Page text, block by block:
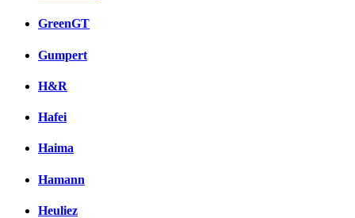
GreenGT
Gumpert
H&R
Hafei
Haima
Hamann
Heuliez